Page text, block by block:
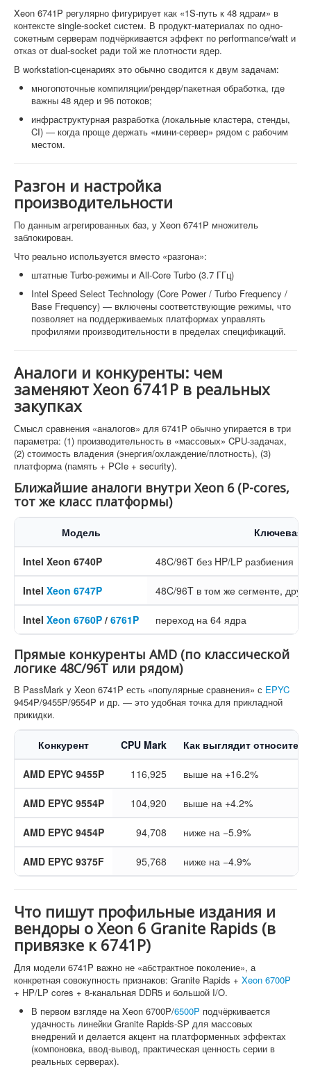
Xeon 6741P регулярно фигурирует как «1S-путь к 48 ядрам» в
контексте single-socket систем. В продукт-материалах по одно-
сокетным серверам подчёркивается эффект по performance/watt и
отказ от dual-socket ради той же плотности ядер.
В workstation-сценариях это обычно сводится к двум задачам:
многопоточные компиляции/рендер/пакетная обработка, где
важны 48 ядер и 96 потоков;
инфраструктурная разработка (локальные кластера, стенды,
CI) — когда проще держать «мини-сервер» рядом с рабочим
местом.
Разгон и настройка
производительности
По данным агрегированных баз, у Xeon 6741P множитель
заблокирован.
Что реально используется вместо «разгона»:
штатные Turbo-режимы и All-Core Turbo (3.7 ГГц)
Intel Speed Select Technology (Core Power / Turbo Frequency /
Base Frequency) — включены соответствующие режимы, что
позволяет на поддерживаемых платформах управлять
профилями производительности в пределах спецификаций.
Аналоги и конкуренты: чем
заменяют Xeon 6741P в реальных
закупках
Смысл сравнения «аналогов» для 6741P обычно упирается в три
параметра: (1) производительность в «массовых» CPU-задачах,
(2) стоимость владения (энергия/охлаждение/плотность), (3)
платформа (память + PCIe + security).
Ближайшие аналоги внутри Xeon 6 (P-cores,
тот же класс платформы)
Модель Ключевая
Intel Xeon 6740P 48C/96T без HP/LP разбиения
Intel Xeon 6747P 48C/96T в том же сегменте,
Intel Xeon 6760P / 6761P переход на 64 ядра
Прямые конкуренты AMD (по классической
логике 48C/96T или рядом)
В PassMark у Xeon 6741P есть «популярные сравнения» с EPYC
9454P/9455P/9554P и др. — это удобная точка для прикладной
прикидки.
Конкурент CPU Mark Как выглядит
AMD EPYC 9455P 116,925 выше на +16.2%
AMD EPYC 9554P 104,920 выше на +4.2%
AMD EPYC 9454P 94,708 ниже на −5.9%
AMD EPYC 9375F 95,768 ниже на −4.9%
Что пишут профильные издания и
вендоры о Xeon 6 Granite Rapids (в
привязке к 6741P)
Для модели 6741P важно не «абстрактное поколение», а
конкретная совокупность признаков: Granite Rapids + Xeon 6700P
+ HP/LP cores + 8-канальная DDR5 и большой I/O.
В первом взгляде на Xeon 6700P/6500P подчёркивается
удачность линейки Granite Rapids-SP для массовых
внедрений и делается акцент на платформенных эффектах
(компоновка, ввод-вывод, практическая ценность серии в
реальных серверах).